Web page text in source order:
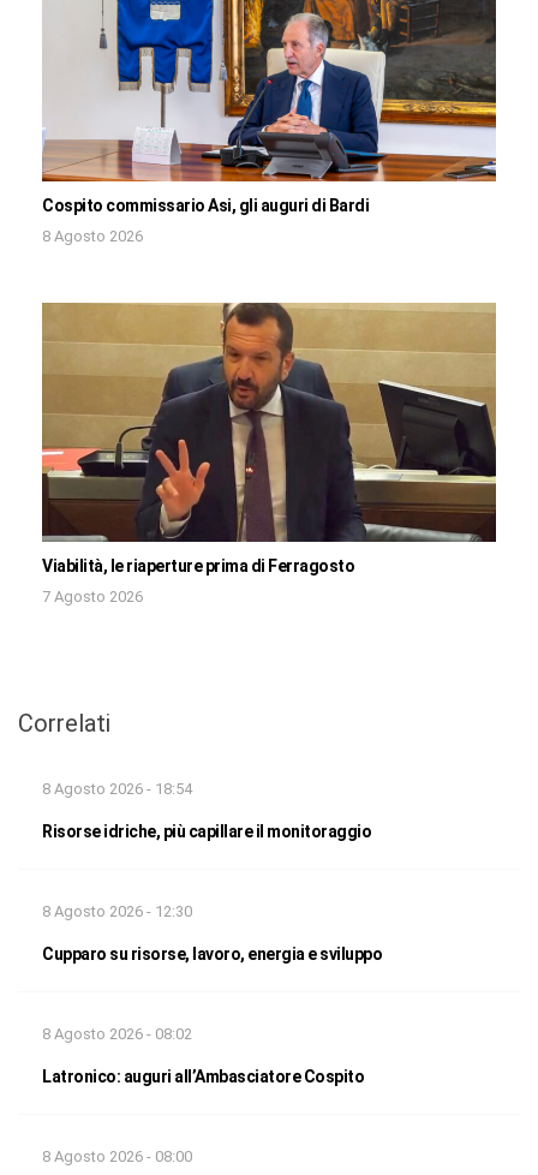
Cospito commissario Asi, gli auguri di Bardi
8 Agosto 2026
Viabilità, le riaperture prima di Ferragosto
7 Agosto 2026
Correlati
8 Agosto 2026 - 18:54
Risorse idriche, più capillare il monitoraggio
8 Agosto 2026 - 12:30
Cupparo su risorse, lavoro, energia e sviluppo
8 Agosto 2026 - 08:02
Latronico: auguri all’Ambasciatore Cospito
8 Agosto 2026 - 08:00